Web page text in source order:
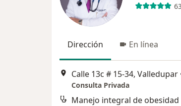
Dirección En línea
Calle 13c # 15-34, Valledupar
Consulta Privada
Manejo integral de obesidad